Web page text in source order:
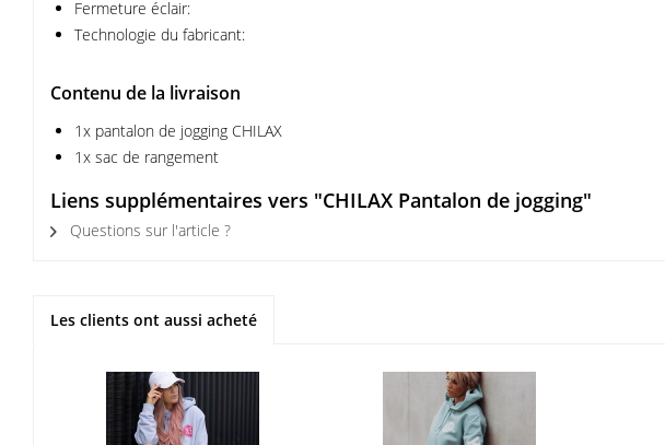
Fermeture éclair:
Technologie du fabricant:
Contenu de la livraison
1x pantalon de jogging CHILAX
1x sac de rangement
Liens supplémentaires vers "CHILAX Pantalon de jogging"
Questions sur l'article ?
Les clients ont aussi acheté